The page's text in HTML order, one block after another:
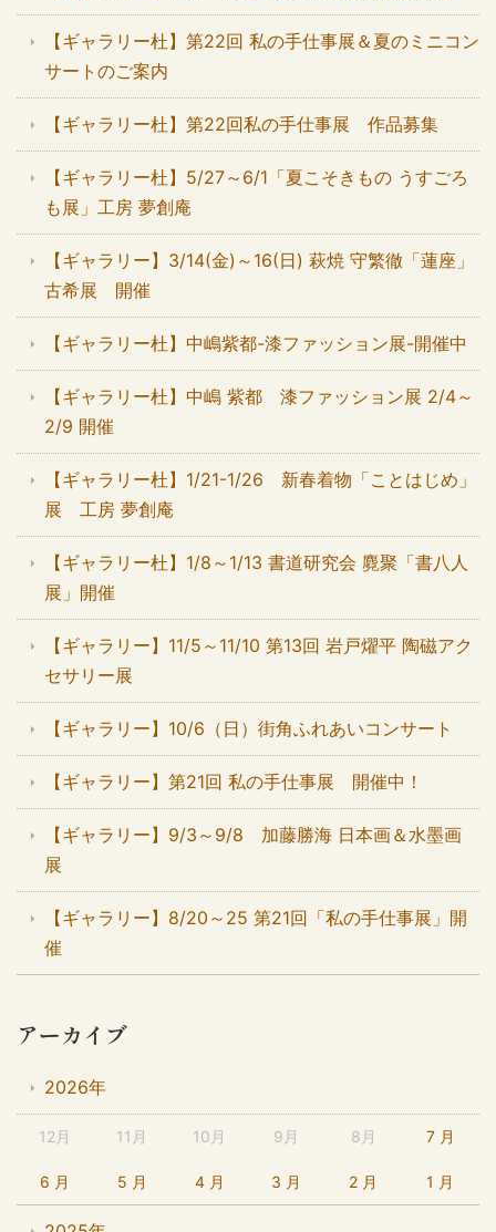
【ギャラリー杜】第22回 私の手仕事展＆夏のミニコン
サートのご案内
【ギャラリー杜】第22回私の手仕事展 作品募集
【ギャラリー杜】5/27～6/1「夏こそきもの うすごろ
も展」工房 夢創庵
【ギャラリー】3/14(金)～16(日) 萩焼 守繁徹「蓮座」
古希展 開催
【ギャラリー杜】中嶋紫都-漆ファッション展-開催中
【ギャラリー杜】中嶋 紫都 漆ファッション展 2/4～
2/9 開催
【ギャラリー杜】1/21-1/26 新春着物「ことはじめ」
展 工房 夢創庵
【ギャラリー杜】1/8～1/13 書道研究会 麑聚「書八人
展」開催
【ギャラリー】11/5～11/10 第13回 岩戸燿平 陶磁アク
セサリー展
【ギャラリー】10/6（日）街角ふれあいコンサート
【ギャラリー】第21回 私の手仕事展 開催中！
【ギャラリー】9/3～9/8 加藤勝海 日本画＆水墨画
展
【ギャラリー】8/20～25 第21回「私の手仕事展」開
催
アーカイブ
2026年
12月 11月 10月 9月 8月 7 月
6 月 5 月 4 月 3 月 2 月 1 月